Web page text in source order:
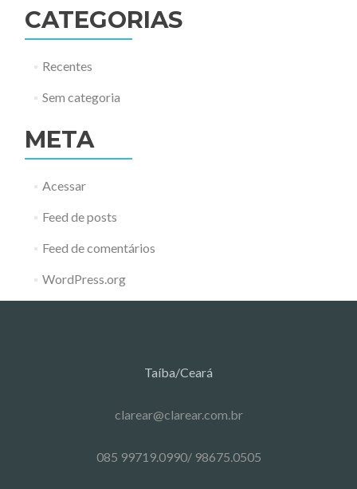
CATEGORIAS
Recentes
Sem categoria
META
Acessar
Feed de posts
Feed de comentários
WordPress.org
Taíba/Ceará
clarear@clarear.com.br
085 99719.0990/ 98675.0505